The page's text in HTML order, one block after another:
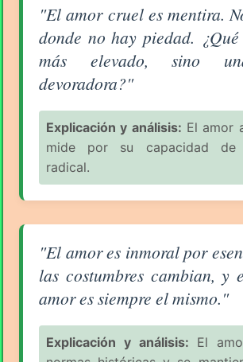
Aforismo sobre el Amor (pág.
"El amor cruel es mentira.
donde no hay piedad.
más elevado, sino
devoradora?"
Explicación y análisis: El amor
mide por su capacidad de
radical.
Aforismo sobre el Amor (pág.
"El amor es inmoral por
las costumbres cambian, y
amor es siempre el mismo."
Explicación y análisis: El